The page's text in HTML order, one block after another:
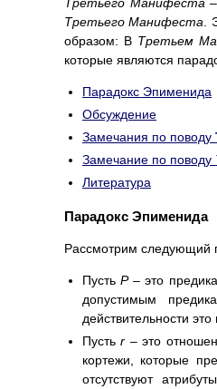
Третьего Манифеста .
образом: В Третьем
которые являются
Парадокс Эпименида
Обсуждение
Замечания по поводу
Замечание по поводу
Литература
Парадокс Эпименида
Рассмотрим следующий
ПустьP– это
допустимым
действительности
Пустьr – это
кортежи, которые
отсутствуют